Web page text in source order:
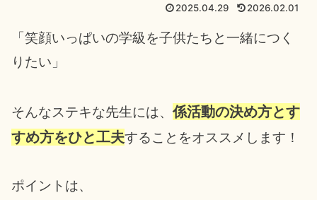
2025.04.29 2026.02.01
「笑顔いっぱいの学級を子供たちと一緒につく
りたい」
そんなステキな先生には、係活動の決め方とす
すめ方をひと工夫することをオススメします！
ポイントは、